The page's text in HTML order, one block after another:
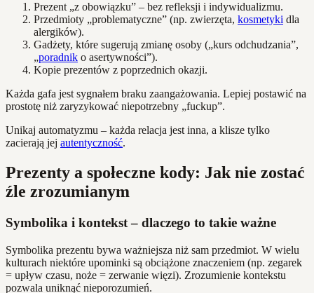
Prezent „z obowiązku” – bez refleksji i indywidualizmu.
Przedmioty „problematyczne” (np. zwierzęta, kosmetyki dla
alergików).
Gadżety, które sugerują zmianę osoby („kurs odchudzania”,
„poradnik o asertywności”).
Kopie prezentów z poprzednich okazji.
Każda gafa jest sygnałem braku zaangażowania. Lepiej postawić na
prostotę niż zaryzykować niepotrzebny „fuckup”.
Unikaj automatyzmu – każda relacja jest inna, a klisze tylko
zacierają jej autentyczność.
Prezenty a społeczne kody: Jak nie zostać
źle zrozumianym
Symbolika i kontekst – dlaczego to takie ważne
Symbolika prezentu bywa ważniejsza niż sam przedmiot. W wielu
kulturach niektóre upominki są obciążone znaczeniem (np. zegarek
= upływ czasu, noże = zerwanie więzi). Zrozumienie kontekstu
pozwala uniknąć nieporozumień.